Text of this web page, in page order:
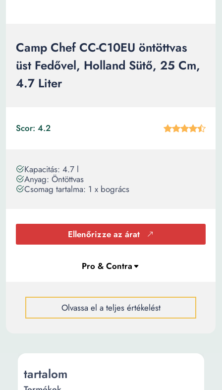
Camp Chef CC-C10EU öntöttvas
üst Fedővel, Holland Sütő, 25 Cm,
4.7 Liter
Scor: 4.2
Kapacitás: 4.7 l
Anyag: Öntöttvas
Csomag tartalma: 1 x bogrács
Ellenőrizze az árat
Olvassa el a teljes értékelést
tartalom